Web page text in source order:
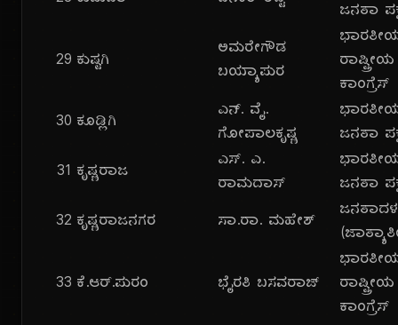
ಜನತಾ
29 ಕುಷ್ಟಗಿ
ಅಮರೇಗೌಡ
ಬಯ್ಯಾಪುರ
ರಾಷ್ಟ್ರೀಯ
ಕಾಂಗ್ರೆಸ್
30 ಕೂಡ್ಲಿಗಿ
ಎನ್. ವೈ.
ಗೋಪಾಲಕೃಷ್ಣ
ಜನತಾ
31 ಕೃಷ್ಣರಾಜ
ಎಸ್. ಎ.
ರಾಮದಾಸ್
ಜನತಾ
32 ಕೃಷ್ಣರಾಜನಗರ ಸಾ.ರಾ. ಮಹೇಶ್
ಜನತಾದಳ
33 ಕೆ.ಆರ್.ಪುರಂ ಭೈರತಿ ಬಸವರಾಜ್
ರಾಷ್ಟ್ರೀಯ
ಕಾಂಗ್ರೆಸ್